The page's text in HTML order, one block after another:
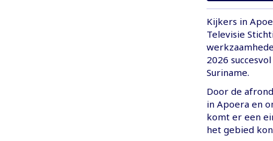
Kijkers in
Televisie
2026
Suriname.
Door de
in Apoera en
komt er een
het gebied